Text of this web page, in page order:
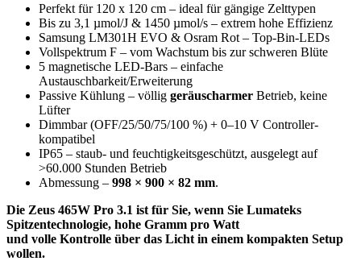
Perfekt für 120 x 120 cm – ideal für gängige Zelttypen
Bis zu 3,1 µmol/J & 1450 µmol/s – extrem hohe Effizienz
Samsung LM301H EVO & Osram Rot – Top-Bin-LEDs
Vollspektrum F – vom Wachstum bis zur schweren Blüte
5 magnetische LED-Bars – einfache
Austauschbarkeit/Erweiterung
Passive Kühlung – völlig geräuscharmer Betrieb, keine
Lüfter
Dimmbar (OFF/25/50/75/100 %) + 0–10 V Controller-
kompatibel
IP65 – staub- und feuchtigkeitsgeschützt, ausgelegt auf
>60.000 Stunden Betrieb
Abmessung – 998 × 900 × 82 mm.
Die Zeus 465W Pro 3.1 ist für Sie, wenn Sie Lumateks
Spitzentechnologie, hohe Gramm pro Watt
und volle Kontrolle über das Licht in einem kompakten Setup
wollen.